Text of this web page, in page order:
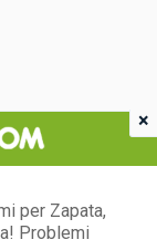
per Zapata,
Problemi
×